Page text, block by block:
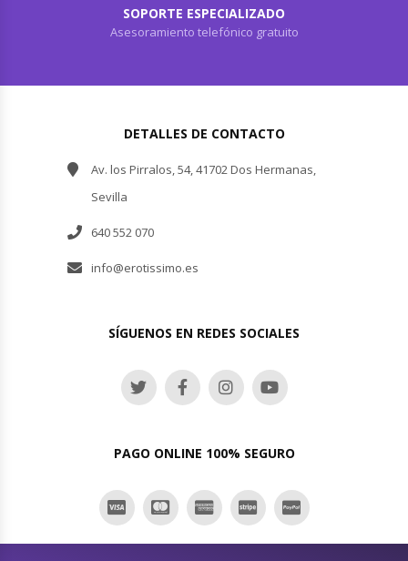
SOPORTE ESPECIALIZADO
Asesoramiento telefónico gratuito
DETALLES DE CONTACTO
Av. los Pirralos, 54, 41702 Dos Hermanas,
Sevilla
640 552 070
info@erotissimo.es
SÍGUENOS EN REDES SOCIALES
PAGO ONLINE 100% SEGURO